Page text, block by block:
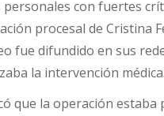
con fuertes
procesal de Cristina
fue difundido en sus
la intervención médica.
que la operación estaba